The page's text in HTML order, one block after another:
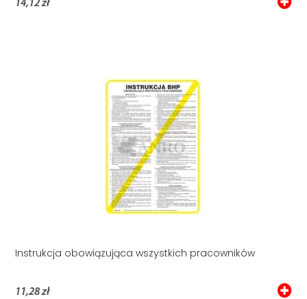
14,12 zł
Instrukcja obowiązująca wszystkich pracowników
11,28 zł